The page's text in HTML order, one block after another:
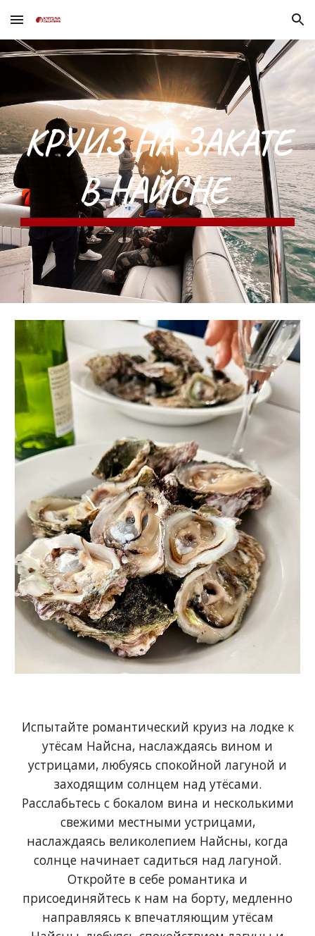
Skip to main content Skip to navigation
КРУИЗ НА ЗАКАТЕ
В НАЙСНЕ
Испытайте романтический круиз на лодке к
утёсам Найсна, наслаждаясь вином и
устрицами, любуясь спокойной лагуной и
заходящим солнцем над утёсами.
Расслабьтесь с бокалом вина и несколькими
свежими местными устрицами,
наслаждаясь великолепием Найсны, когда
солнце начинает садиться над лагуной.
Откройте в себе романтика и
присоединяйтесь к нам на борту, медленно
направляясь к впечатляющим утёсам